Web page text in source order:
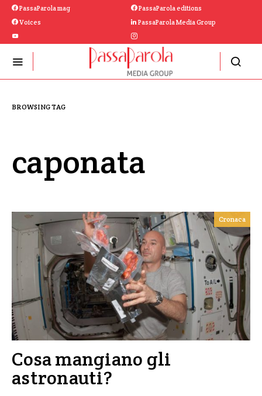
PassaParola mag
PassaParola editions
Voices
PassaParola Media Group
BROWSING TAG
caponata
Cronaca
Cosa mangiano gli
astronauti?